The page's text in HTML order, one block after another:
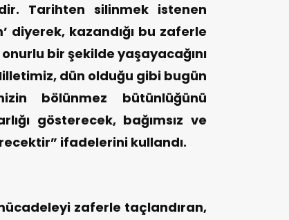
Tarihten silinmek istenen
diyerek, kazandığı bu zaferle
bir şekilde yaşayacağını
dün olduğu gibi bugün
bölünmez bütünlüğünü
gösterecek, bağımsız ve
ifadelerini kullandı.
zaferle taçlandıran,